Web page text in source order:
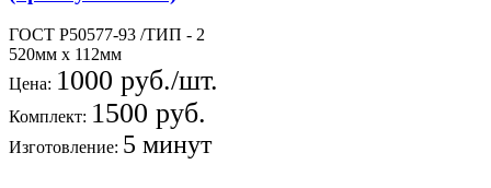
ГОСТ Р50577-93 /ТИП - 2
520мм х 112мм
Цена: 1000 руб./шт.
Комплект: 1500 руб.
Изготовление: 5 минут